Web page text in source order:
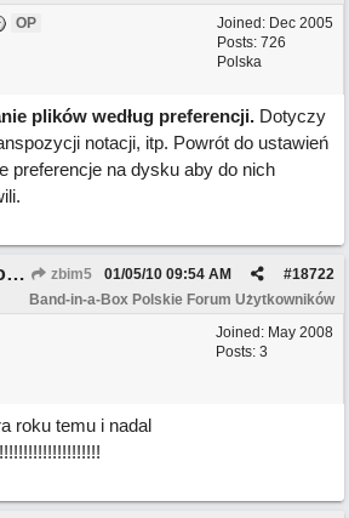
Joined: Dec 2005
Posts: 726
Polska
OP
plików według preferencji. Dotyczy
notacji, itp. Powrót do ustawień
preferencje na dysku aby do nich
Re: Band-in-a-Box 2009 zbim5 #18722
01/05/10 09:54 AM
Band-in-a-Box Polskie Forum Użytkowników
Joined: May 2008
Posts: 3
roku temu i nadal